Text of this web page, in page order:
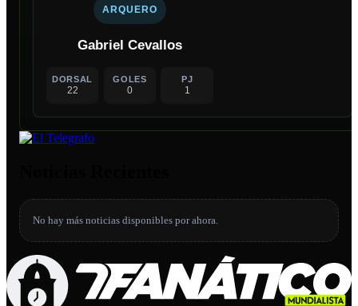
ARQUERO
Gabriel Cevallos
DORSAL
22
GOLES
0
PJ
1
No hay más noticias disponibles por ahora.